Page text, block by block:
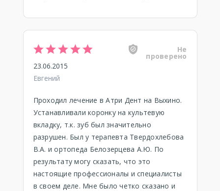
Не
проверено
23.06.2015
Евгений
Проходил лечение в Атри Дент на Выхино.
Устанавливали коронку на культевую
вкладку, т.к. зуб был значительно
разрушен. Был у терапевта Твердохлебова
В.А. и ортопеда Белозерцева А.Ю. По
результату могу сказать, что это
настоящие профессионалы и специалисты
в своем деле. Мне было четко сказано и